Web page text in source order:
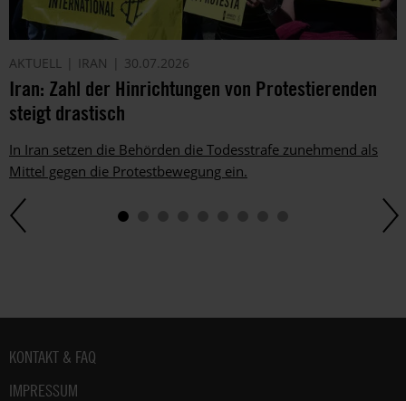
AKTUELL IRAN 30.07.2026
Iran: Zahl der Hinrichtungen von Protestierenden
steigt drastisch
In Iran setzen die Behörden die Todesstrafe zunehmend als
Mittel gegen die Protestbewegung ein.
Fußbereich
KONTAKT & FAQ
IMPRESSUM